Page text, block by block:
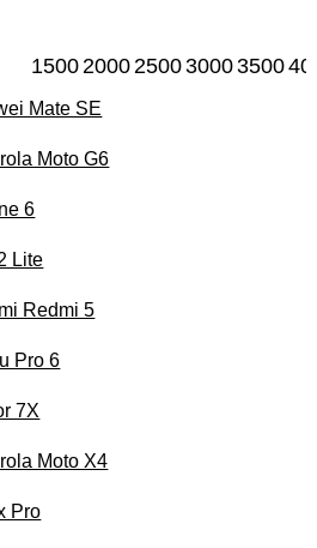
15002000250030003500
Mate SE
Moto G6
6
Lite
Redmi 5
Pro 6
7X
Moto X4
Pro